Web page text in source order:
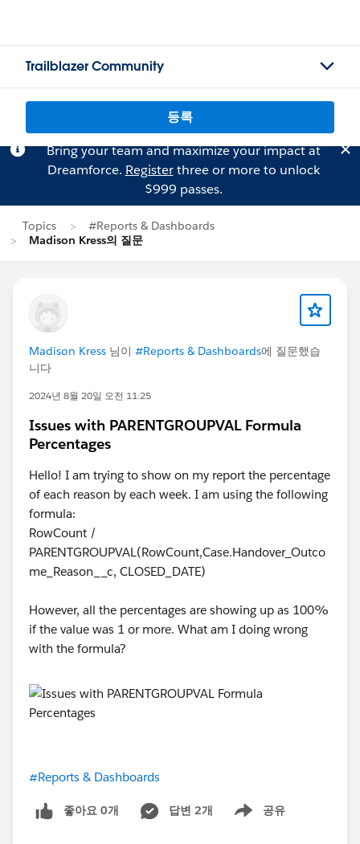
Trailblazer Community
등록
Bring your team and maximize your impact at
Dreamforce. Registerthree or more to unlock
$999 passes.
Topics
#Reports & Dashboards
Madison Kress의 질문
Madison Kress 님이 #Reports & Dashboards에 질문했습
니다
2024년 8월 20일 오전 11:25
Issues with PARENTGROUPVAL Formula
Percentages
Hello! I am trying to show on my report the percentage
of each reason by each week. I am using the following
formula:
RowCount /
PARENTGROUPVAL(RowCount,Case.Handover_Outco
me_Reason__c, CLOSED_DATE)
However, all the percentages are showing up as 100%
if the value was 1 or more. What am I doing wrong
with the formula?
#Reports & Dashboards
좋아요 0개 답변 2개 공유
Show menu